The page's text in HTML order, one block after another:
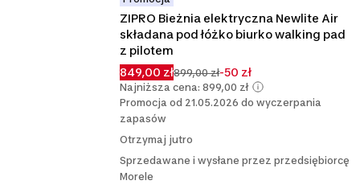
ZIPRO Bieżnia elektryczna Newlite Air
składana pod łóżko biurko walking pad
z pilotem
849,00 zł899,00 zł-50 zł
Najniższa cena: 899,00 zł
Promocja od 21.05.2026 do wyczerpania
zapasów
Otrzymaj jutro
Sprzedawane i wysłane przez przedsiębiorcę
Morele